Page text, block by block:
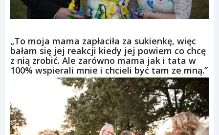
„To moja mama zapłaciła za sukienkę, więc
bałam się jej reakcji kiedy jej powiem co chcę
z nią zrobić. Ale zarówno mama jak i tata w
100% wspierali mnie i chcieli być tam ze mną.”